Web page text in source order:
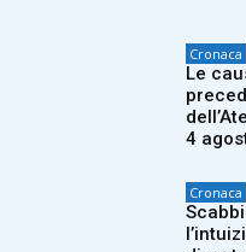
Cronaca
Le
4
Cronaca